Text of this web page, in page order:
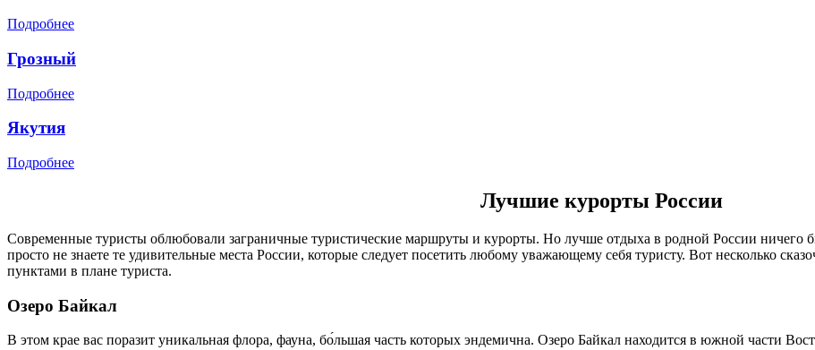
Подробнее
Грозный
Подробнее
Якутия
Подробнее
Лучшие курорты России
Современные туристы облюбовали заграничные туристические маршруты и курорты. Но лучше отдыха в родной России ничего
просто не знаете те удивительные места России, которые следует посетить любому уважающему себя туристу. Вот несколько
пунктами в плане туриста.
Озеро Байкал
В этом крае вас поразит уникальная флора, фауна, бо́льшая часть которых эндемична. Озеро Байкал находится в южной части